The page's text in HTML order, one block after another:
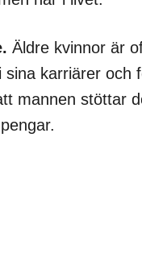
Äldre kvinnor är
sina karriärer och
mannen stöttar